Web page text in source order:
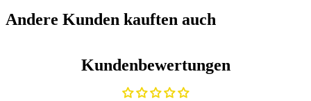
Andere Kunden kauften auch
Kundenbewertungen